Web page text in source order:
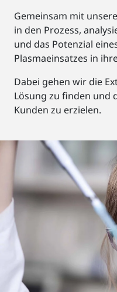
Gemeinsam mit
in den Prozess,
und das Potenzial
Plasmaeinsatzes in
Dabei gehen wir die
Lösung zu finden und
Kunden zu erzielen.